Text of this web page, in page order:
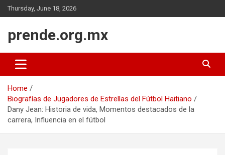
Skip
to
Thursday, June 18, 2026
prende.org.mx
Home
Biografías de Jugadores de Estrellas del Fútbol Haitiano
Dany Jean: Historia de vida, Momentos destacados de la
carrera, Influencia en el fútbol